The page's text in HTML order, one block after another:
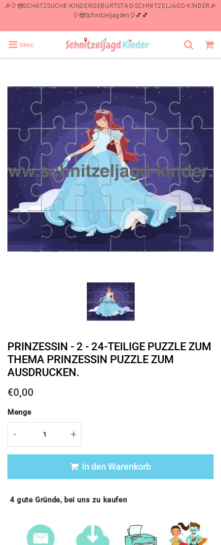
🎉🎈😍SCHATZSUCHE-KINDERGEBURTSTAG-SCHNITZELJAGD-KINDER🎉
🎈😍Schnitzeljagden🎈💕💕
Menü
PRINZESSIN - 2 - 24-TEILIGE PUZZLE ZUM
THEMA PRINZESSIN PUZZLE ZUM
AUSDRUCKEN.
€0,00
price
Menge
- +
In den Warenkorb
4 gute Gründe, bei uns zu kaufen